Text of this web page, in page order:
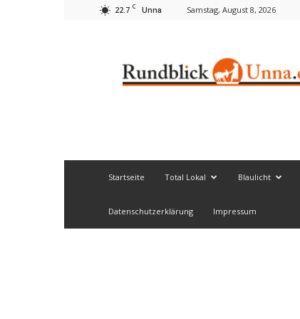
22.7 C Unna Samstag, August 8, 2026
Startseite Total Lokal Blaulicht
Datenschutzerklärung Impressum